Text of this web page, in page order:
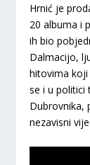
Hrnić je
20 albuma i
ih bio
Dalmacijo,
hitovima koji
se i u politici
Dubrovnika,
nezavisni